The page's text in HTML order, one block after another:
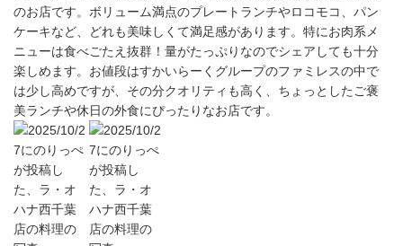
のお店です。ボリューム満点のプレートランチやロコモコ、パン
ケーキなど、どれも美味しくて満足感があります。特にお肉系メ
ニューは食べごたえ抜群！量がたっぷりなのでシェアしても十分
楽しめます。お値段はすかいらーくグループのファミレスの中で
は少し高めですが、その分クオリティも高く、ちょっとしたご褒
美ランチや休日の外食にぴったりなお店です。